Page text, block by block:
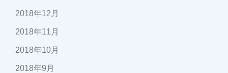
2018年12月
2018年11月
2018年10月
2018年9月